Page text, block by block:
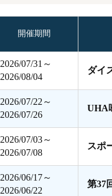
開催期間
2026/07/31～
2026/08/04
ダイ
2026/07/22～
2026/07/26
UHA
2026/07/03～
2026/07/08
スポ
2026/06/17～
2026/06/22
第37